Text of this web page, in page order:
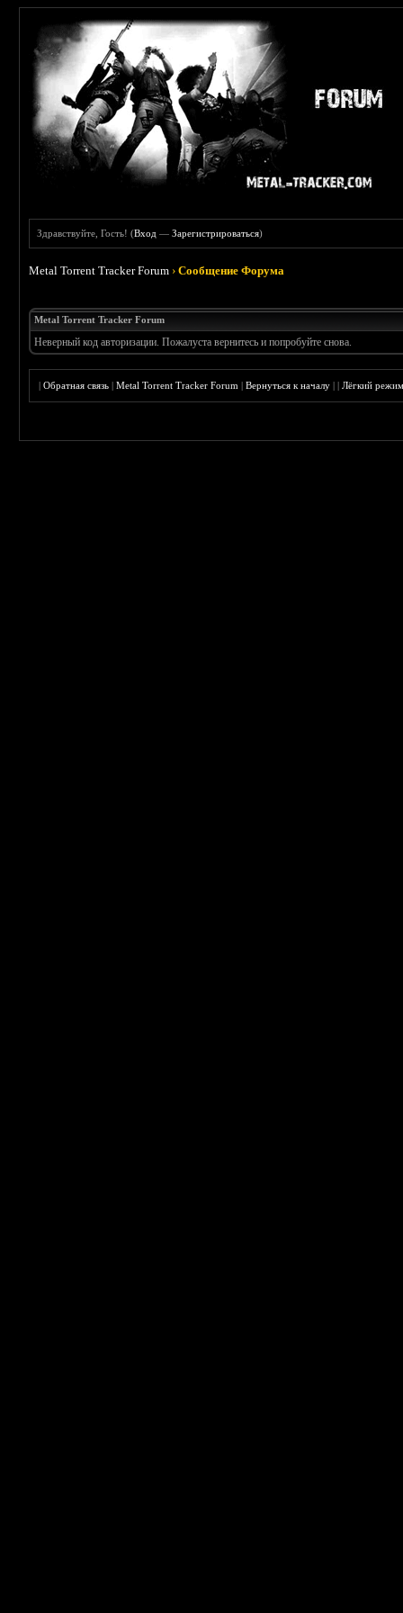
Здравствуйте, Гость! (Вход —Зарегистрироваться)
Metal Torrent Tracker Forum ›Сообщение Форума
Metal Torrent Tracker Forum
Неверный код авторизации. Пожалуста вернитесь и попробуйте снова.
|Обратная связь |Metal Torrent Tracker Forum |Вернуться к началу ||Лёгкий